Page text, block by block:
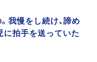
我慢をし続け、諦め
に拍手を送っていた